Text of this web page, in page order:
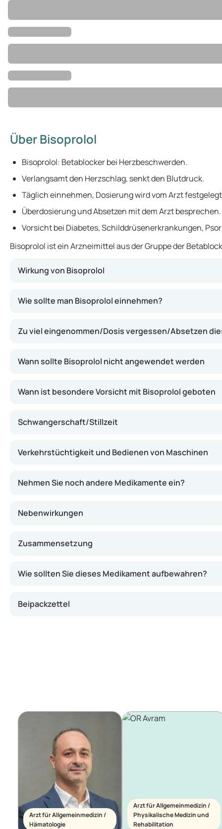
Über Bisoprolol
Bisoprolol: Betablocker bei Herzbeschwerden.
Verlangsamt den Herzschlag, senkt den Blutdruck.
Täglich einnehmen, Dosierung wird vom Arzt
Überdosierung und Absetzen mit dem Arzt besprechen.
Vorsicht bei Diabetes, Schilddrüsenerkrankungen,
Bisoprolol ist ein Arzneimittel aus der Gruppe der
Wirkung von Bisoprolol
Wie sollte man Bisoprolol einnehmen?
Zu viel eingenommen/Dosis vergessen/Absetzen
Wann sollte Bisoprolol nicht angewendet werden
Wann ist besondere Vorsicht mit Bisoprolol geboten
Schwangerschaft/Stillzeit
Verkehrstüchtigkeit und Bedienen von Maschinen
Nehmen Sie noch andere Medikamente ein?
Nebenwirkungen
Zusammensetzung
Wie sollten Sie dieses Medikament aufbewahren?
Beipackzettel
Arzt für Allgemeinmedizin /
Hämatologie
Arzt für Allgemeinmedizin /
Physikalische Medizin und
Rehabilitation